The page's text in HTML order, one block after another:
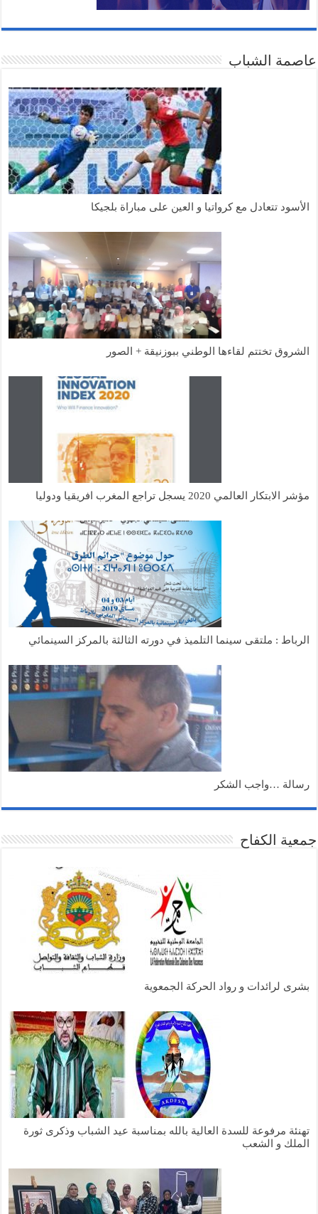
عاصمة الشباب
الأسود تتعادل مع كرواتيا و العين على مباراة بلجيكا
الشروق تختتم لقاءها الوطني ببوزنيقة + الصور
مؤشر الابتكار العالمي 2020 يسجل تراجع المغرب افريقيا ودوليا
الرباط : ملتقى سينما التلميذ في دورته الثالثة بالمركز السينمائي
رسالة …واجب الشكر
جمعية الكفاح
بشرى لرائدات و رواد الحركة الجمعوية
تهنئة مرفوعة للسدة العالية بالله بمناسبة عيد الشباب وذكرى ثورة
الملك و الشعب